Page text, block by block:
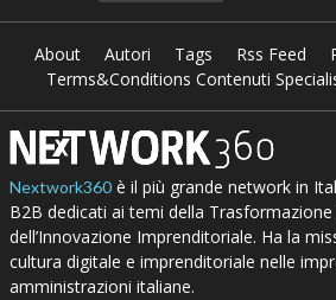
About Autori Tags Rss Feed
Terms&Conditions Contenuti
Nextwork360è il più grande network in
B2B dedicati ai temi della
dell’Innovazione Imprenditoriale. Ha la
cultura digitale e imprenditoriale nelle
amministrazioni italiane.